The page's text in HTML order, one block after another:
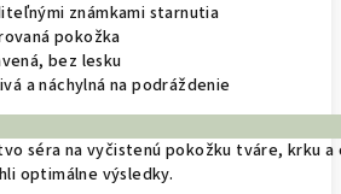
známkami starnutia
pokožka
bez lesku
a náchylná na podráždenie
séra na vyčistenú pokožku tváre, krku
optimálne výsledky.